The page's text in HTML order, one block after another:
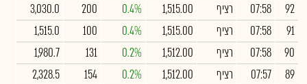
92
07:58 רציף 1,515.00
0.4%
200
3,030.0
91
07:58 רציף 1,515.00
0.4%
100
1,515.0
90
07:58 רציף 1,512.00
0.2%
131
1,980.7
89
07:57 רציף 1,512.00
0.2%
154
2,328.5